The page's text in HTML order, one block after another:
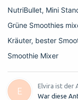
NutriBullet, Mini
Grüne Smoothies
Kräuter, bester
Smoothie Mixer
E
Elvira ist der
War diese